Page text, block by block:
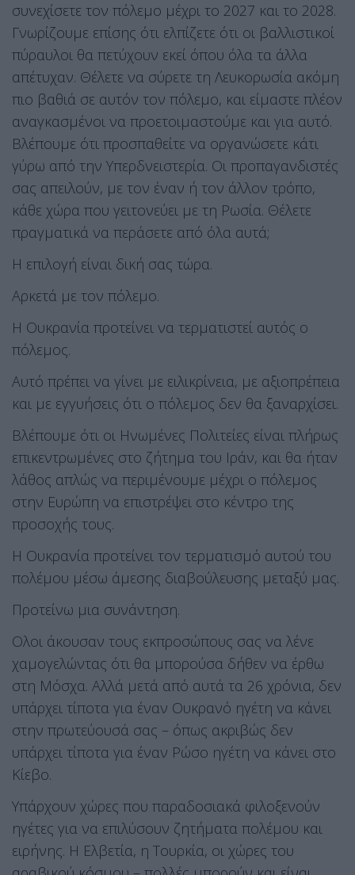
συνεχίσετε τον πόλεμο μέχρι το 2027 και το 2028.
Γνωρίζουμε επίσης ότι ελπίζετε ότι οι βαλλιστικοί
πύραυλοι θα πετύχουν εκεί όπου όλα τα άλλα
απέτυχαν. Θέλετε να σύρετε τη Λευκορωσία ακόμη
πιο βαθιά σε αυτόν τον πόλεμο, και είμαστε πλέον
αναγκασμένοι να προετοιμαστούμε και για αυτό.
Βλέπουμε ότι προσπαθείτε να οργανώσετε κάτι
γύρω από την Υπερδνειστερία. Οι προπαγανδιστές
σας απειλούν, με τον έναν ή τον άλλον τρόπο,
κάθε χώρα που γειτονεύει με τη Ρωσία. Θέλετε
πραγματικά να περάσετε από όλα αυτά;
Η επιλογή είναι δική σας τώρα.
Αρκετά με τον πόλεμο.
Η Ουκρανία προτείνει να τερματιστεί αυτός ο
πόλεμος.
Αυτό πρέπει να γίνει με ειλικρίνεια, με αξιοπρέπεια
και με εγγυήσεις ότι ο πόλεμος δεν θα ξαναρχίσει.
Βλέπουμε ότι οι Ηνωμένες Πολιτείες είναι πλήρως
επικεντρωμένες στο ζήτημα του Ιράν, και θα ήταν
λάθος απλώς να περιμένουμε μέχρι ο πόλεμος
στην Ευρώπη να επιστρέψει στο κέντρο της
προσοχής τους.
Η Ουκρανία προτείνει τον τερματισμό αυτού του
πολέμου μέσω άμεσης διαβούλευσης μεταξύ μας.
Προτείνω μια συνάντηση.
Ολοι άκουσαν τους εκπροσώπους σας να λένε
χαμογελώντας ότι θα μπορούσα δήθεν να έρθω
στη Μόσχα. Αλλά μετά από αυτά τα 26 χρόνια, δεν
υπάρχει τίποτα για έναν Ουκρανό ηγέτη να κάνει
στην πρωτεύουσά σας – όπως ακριβώς δεν
υπάρχει τίποτα για έναν Ρώσο ηγέτη να κάνει στο
Κίεβο.
Υπάρχουν χώρες που παραδοσιακά φιλοξενούν
ηγέτες για να επιλύσουν ζητήματα πολέμου και
ειρήνης. Η Ελβετία, η Τουρκία, οι χώρες του